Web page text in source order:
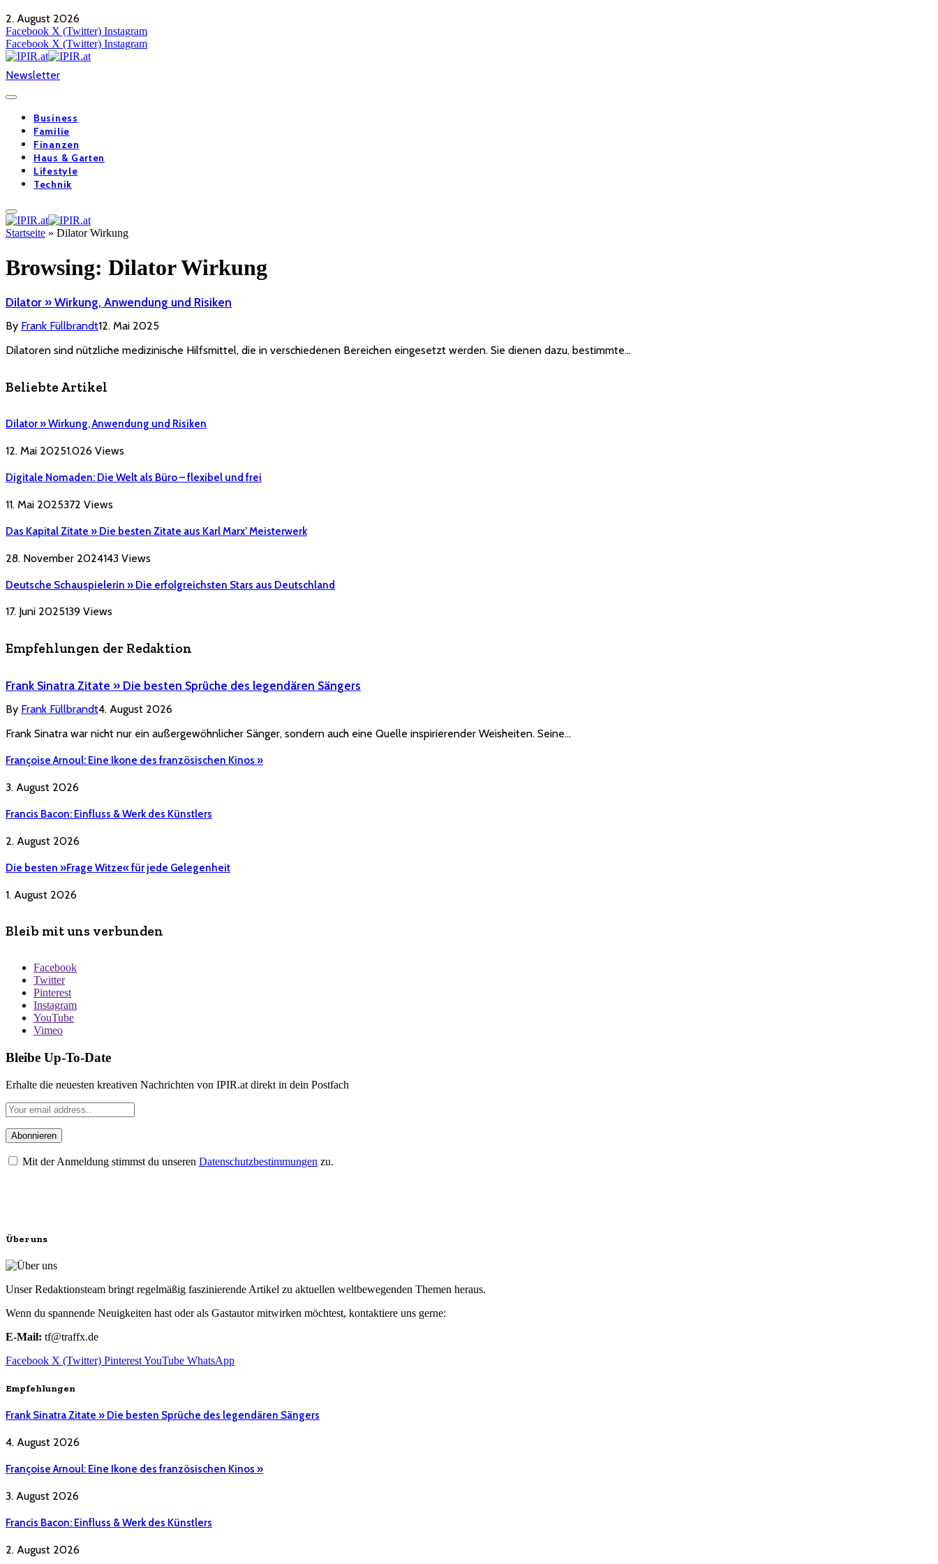
2. August 2026
Facebook X (Twitter) Instagram
Facebook X (Twitter) Instagram
Newsletter
Business
Familie
Finanzen
Haus & Garten
Lifestyle
Technik
Startseite » Dilator Wirkung
Browsing: Dilator Wirkung
Dilator » Wirkung, Anwendung und Risiken
By Frank Füllbrandt12. Mai 2025
Dilatoren sind nützliche medizinische Hilfsmittel, die in verschiedenen Bereichen eingesetzt werden. Sie dienen dazu, bestimmte…
Beliebte Artikel
Dilator » Wirkung, Anwendung und Risiken
12. Mai 20251.026 Views
Digitale Nomaden: Die Welt als Büro – flexibel und frei
11. Mai 2025372 Views
Das Kapital Zitate » Die besten Zitate aus Karl Marx’ Meisterwerk
28. November 2024143 Views
Deutsche Schauspielerin » Die erfolgreichsten Stars aus Deutschland
17. Juni 2025139 Views
Empfehlungen der Redaktion
Frank Sinatra Zitate » Die besten Sprüche des legendären Sängers
By Frank Füllbrandt4. August 2026
Frank Sinatra war nicht nur ein außergewöhnlicher Sänger, sondern auch eine Quelle inspirierender Weisheiten. Seine…
Françoise Arnoul: Eine Ikone des französischen Kinos »
3. August 2026
Francis Bacon: Einfluss & Werk des Künstlers
2. August 2026
Die besten »Frage Witze« für jede Gelegenheit
1. August 2026
Bleib mit uns verbunden
Facebook
Twitter
Pinterest
Instagram
YouTube
Vimeo
Bleibe Up-To-Date
Erhalte die neuesten kreativen Nachrichten von IPIR.at direkt in dein Postfach
Mit der Anmeldung stimmst du unseren Datenschutzbestimmungen zu.
Über uns
Unser Redaktionsteam bringt regelmäßig faszinierende Artikel zu aktuellen weltbewegenden Themen heraus.
Wenn du spannende Neuigkeiten hast oder als Gastautor mitwirken möchtest, kontaktiere uns gerne:
E-Mail: tf@traffx.de
Facebook X (Twitter) PinterestYouTube WhatsApp
Empfehlungen
Frank Sinatra Zitate » Die besten Sprüche des legendären Sängers
4. August 2026
Françoise Arnoul: Eine Ikone des französischen Kinos »
3. August 2026
Francis Bacon: Einfluss & Werk des Künstlers
2. August 2026